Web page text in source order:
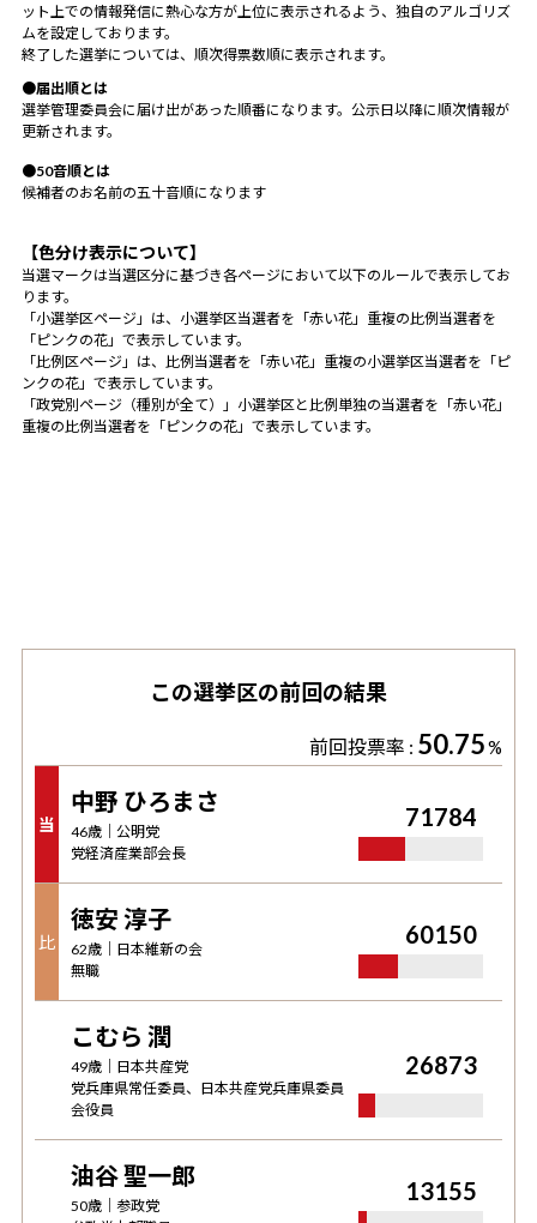
ット上での情報発信に熱心な方が上位に表示されるよう、独自のアルゴリズ
ムを設定しております。
終了した選挙については、順次得票数順に表示されます。
●届出順とは
選挙管理委員会に届け出があった順番になります。公示日以降に順次情報が
更新されます。
●50音順とは
候補者のお名前の五十音順になります
【色分け表示について】
当選マークは当選区分に基づき各ページにおいて以下のルールで表示してお
ります。
「小選挙区ページ」は、小選挙区当選者を「赤い花」重複の比例当選者を
「ピンクの花」で表示しています。
「比例区ページ」は、比例当選者を「赤い花」重複の小選挙区当選者を「ピ
ンクの花」で表示しています。
「政党別ページ（種別が全て）」小選挙区と比例単独の当選者を「赤い花」
重複の比例当選者を「ピンクの花」で表示しています。
この選挙区の前回の結果
前回投票率 : 50.75%
当
中野 ひろまさ
46歳｜ 公明党
党経済産業部会長
71784
比
徳安 淳子
62歳｜ 日本維新の会
無職
60150
こむら 潤
49歳｜ 日本共産党
党兵庫県常任委員、日本共産党兵庫県委員
会役員
26873
油谷 聖一郎
50歳｜ 参政党
13155